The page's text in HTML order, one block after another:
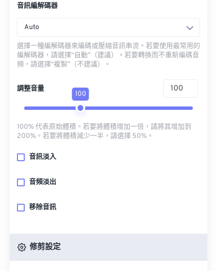
音訊編解碼器
Auto
選擇一種編解碼器來編碼或壓縮音訊串流。若要使用最常用的
編解碼器，請選擇“自動”（建議）。若要轉換而不重新編碼音
頻，請選擇“複製”（不建議）。
調整音量
100
100% 代表原始體積。若要將體積增加一倍，請將其增加到
200%。若要將體積減少一半，請選擇 50%。
音訊淡入
音頻淡出
移除音訊
修剪設定